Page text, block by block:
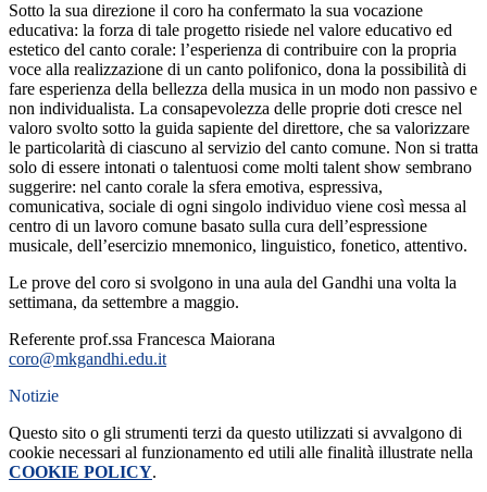
Sotto la sua direzione il coro ha confermato la sua vocazione
educativa: la forza di tale progetto risiede nel valore educativo ed
estetico del canto corale: l’esperienza di contribuire con la propria
voce alla realizzazione di un canto polifonico, dona la possibilità di
fare esperienza della bellezza della musica in un modo non passivo e
non individualista. La consapevolezza delle proprie doti cresce nel
valoro svolto sotto la guida sapiente del direttore, che sa valorizzare
le particolarità di ciascuno al servizio del canto comune. Non si tratta
solo di essere intonati o talentuosi come molti talent show sembrano
suggerire: nel canto corale la sfera emotiva, espressiva,
comunicativa, sociale di ogni singolo individuo viene così messa al
centro di un lavoro comune basato sulla cura dell’espressione
musicale, dell’esercizio mnemonico, linguistico, fonetico, attentivo.
Le prove del coro si svolgono in una aula del Gandhi una volta la
settimana, da settembre a maggio.
Referente prof.ssa Francesca Maiorana
coro@mkgandhi.edu.it
Notizie
Questo sito o gli strumenti terzi da questo utilizzati si avvalgono di
cookie necessari al funzionamento ed utili alle finalità illustrate nella
COOKIE POLICY.